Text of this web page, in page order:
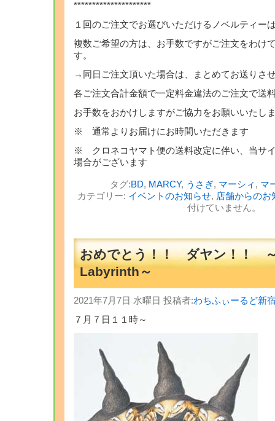
*********************
１回のご注文でお選びいただけるノベルティー
複数ご希望の方は、お手数ですがご注文をわけ
す。
→同日ご注文頂いた場合は、まとめてお送りさ
各ご注文合計金額で一定料金違法のご注文で送
お手数をおかけしますがご協力をお願いいたし
※ 通常よりお届けにお時間いただきます
※ クロネコヤマト便の送料改定に伴い、当サ
場合がございます
タグ:BD, MARCY, うさぎ, マーシィ , マ
カテゴリー: イベントのお知らせ, 店舗からのお
付けていません。
おめでとう！！ ダヤン！！
Labyrinth～
2021年7月7日 水曜日 投稿者:わちふぃーるど新
７月７日１１時～